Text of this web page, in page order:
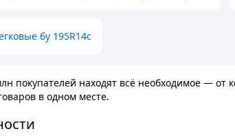
бу 195R14c
покупателей находят всё необходимое —
в одном месте.